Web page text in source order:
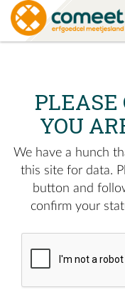
PLEASE
YOU
We have a hunch
this site for data.
button and
confirm your